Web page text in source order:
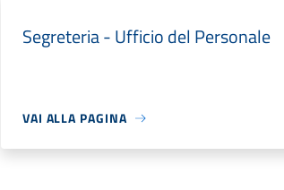
Segreteria - Ufficio del Personale
VAI ALLA PAGINA